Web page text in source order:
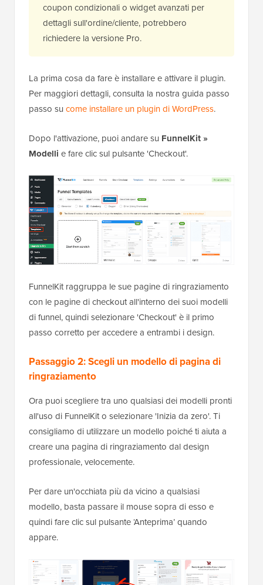
coupon condizionali o widget avanzati per
dettagli sull'ordine/cliente, potrebbero
richiedere la versione Pro.
La prima cosa da fare è installare e attivare il plugin.
Per maggiori dettagli, consulta la nostra guida passo
passo su come installare un plugin di WordPress.
Dopo l'attivazione, puoi andare su FunnelKit »
Modelli e fare clic sul pulsante 'Checkout'.
FunnelKit raggruppa le sue pagine di ringraziamento
con le pagine di checkout all'interno dei suoi modelli
di funnel, quindi selezionare 'Checkout' è il primo
passo corretto per accedere a entrambi i design.
Passaggio 2: Scegli un modello di pagina di
ringraziamento
Ora puoi scegliere tra uno qualsiasi dei modelli pronti
all'uso di FunnelKit o selezionare 'Inizia da zero'. Ti
consigliamo di utilizzare un modello poiché ti aiuta a
creare una pagina di ringraziamento dal design
professionale, velocemente.
Per dare un'occhiata più da vicino a qualsiasi
modello, basta passare il mouse sopra di esso e
quindi fare clic sul pulsante ‘Anteprima’ quando
appare.